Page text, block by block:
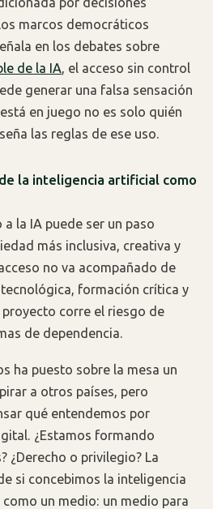
marcos democráticos
en los debates sobre
de la IA, el acceso sin control
generar una falsa sensación
en juego no es solo quién
las reglas de ese uso.
la inteligencia artificial como
la IA puede ser un paso
más inclusiva, creativa y
no va acompañado de
formación crítica y
corre el riesgo de
de dependencia.
ha puesto sobre la mesa un
a otros países, pero
qué entendemos por
¿Estamos formando
¿Derecho o privilegio? La
si concebimos la inteligencia
un medio: un medio para